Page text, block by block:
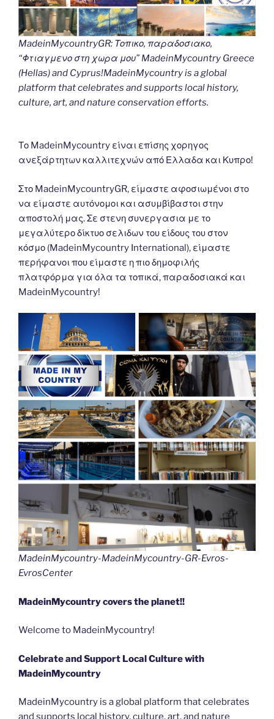
MadeinMycountryGR: Τοπικο, παραδοσιακο,
“Φτιαγμενο στη χωρα μου” MadeinMycountry Greece
(Hellas) and Cyprus!MadeinMycountry is a global
platform that celebrates and supports local history,
culture, art, and nature conservation efforts.
Το MadeinMycountry είναι επίσης χορηγος
ανεξάρτητων καλλιτεχνών από Ελλαδα και Κυπρο!
Στο MadeinMycountryGR, είμαστε αφοσιωμένοι στο
να είμαστε αυτόνομοι και ασυμβίβαστοι στην
αποστολή μας. Σε στενη συνεργασια με το
μεγαλύτερο δίκτυο σελιδων του είδους του στον
κόσμο (MadeinMycountry International), είμαστε
περήφανοι που είμαστε η πιο δημοφιλής
πλατφόρμα για όλα τα τοπικά, παραδοσιακά και
MadeinMycountry!
MadeinMycountry-MadeinMycountry-GR-Evros-
EvrosCenter
MadeinMycountry covers the planet!!
Welcome to MadeinMycountry!
Celebrate and Support Local Culture with
MadeinMycountry
MadeinMycountry is a global platform that celebrates
and supports local history, culture, art, and nature